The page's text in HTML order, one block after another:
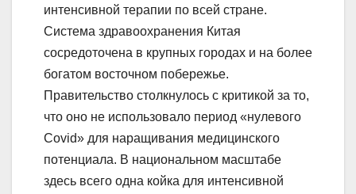
интенсивной терапии по всей стране.
Система здравоохранения Китая
сосредоточена в крупных городах и на более
богатом восточном побережье.
Правительство столкнулось с критикой за то,
что оно не использовало период «нулевого
Covid» для наращивания медицинского
потенциала. В национальном масштабе
здесь всего одна койка для интенсивной